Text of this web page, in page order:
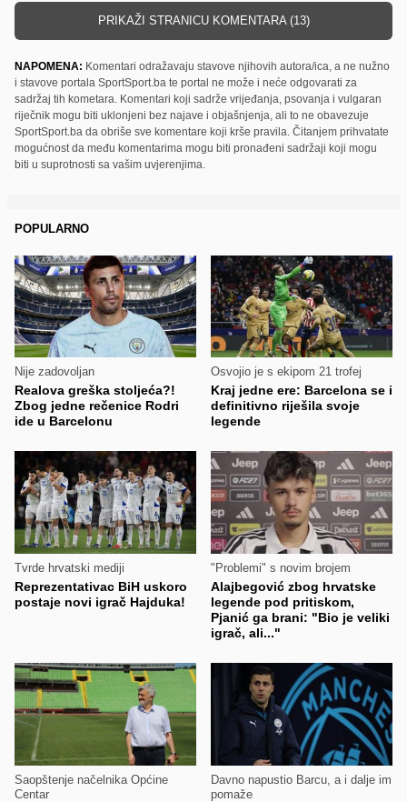
PRIKAŽI STRANICU KOMENTARA (13)
NAPOMENA: Komentari odražavaju stavove njihovih autora/ica, a ne nužno
i stavove portala SportSport.ba te portal ne može i neće odgovarati za
sadržaj tih kometara. Komentari koji sadrže vrijeđanja, psovanja i vulgaran
riječnik mogu biti uklonjeni bez najave i objašnjenja, ali to ne obavezuje
SportSport.ba da obriše sve komentare koji krše pravila. Čitanjem prihvatate
mogućnost da među komentarima mogu biti pronađeni sadržaji koji mogu
biti u suprotnosti sa vašim uvjerenjima.
POPULARNO
Nije zadovoljan
Realova greška stoljeća?!
Zbog jedne rečenice Rodri
ide u Barcelonu
Osvojio je s ekipom 21 trofej
Kraj jedne ere: Barcelona se i
definitivno riješila svoje
legende
Tvrde hrvatski mediji
Reprezentativac BiH uskoro
postaje novi igrač Hajduka!
"Problemi" s novim brojem
Alajbegović zbog hrvatske
legende pod pritiskom,
Pjanić ga brani: "Bio je veliki
igrač, ali..."
Saopštenje načelnika Općine
Centar
Davno napustio Barcu, a i dalje im
pomaže